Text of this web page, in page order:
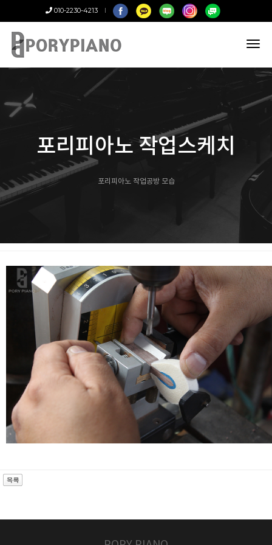
010-2230-4213
포리피아노 작업스케치
포리피아노 작업공방 모습